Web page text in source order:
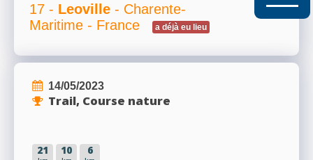
17 - Leoville - Charente-
Maritime - France
a déjà eu lieu
14/05/2023
Trail, Course nature
21 10 6